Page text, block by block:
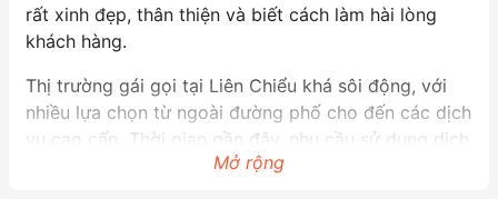
rất xinh đẹp, thân thiện và biết cách làm hài lòng
khách hàng.
Thị trường gái gọi tại Liên Chiểu khá sôi động, với
nhiều lựa chọn từ ngoài đường phố cho đến các dịch
vụ cao cấp. Thời gian gần đây, nhu cầu sử dụng dịch
vụ này đã tăng cao, khiến cho nhiều người tìm đến
Mở rộng